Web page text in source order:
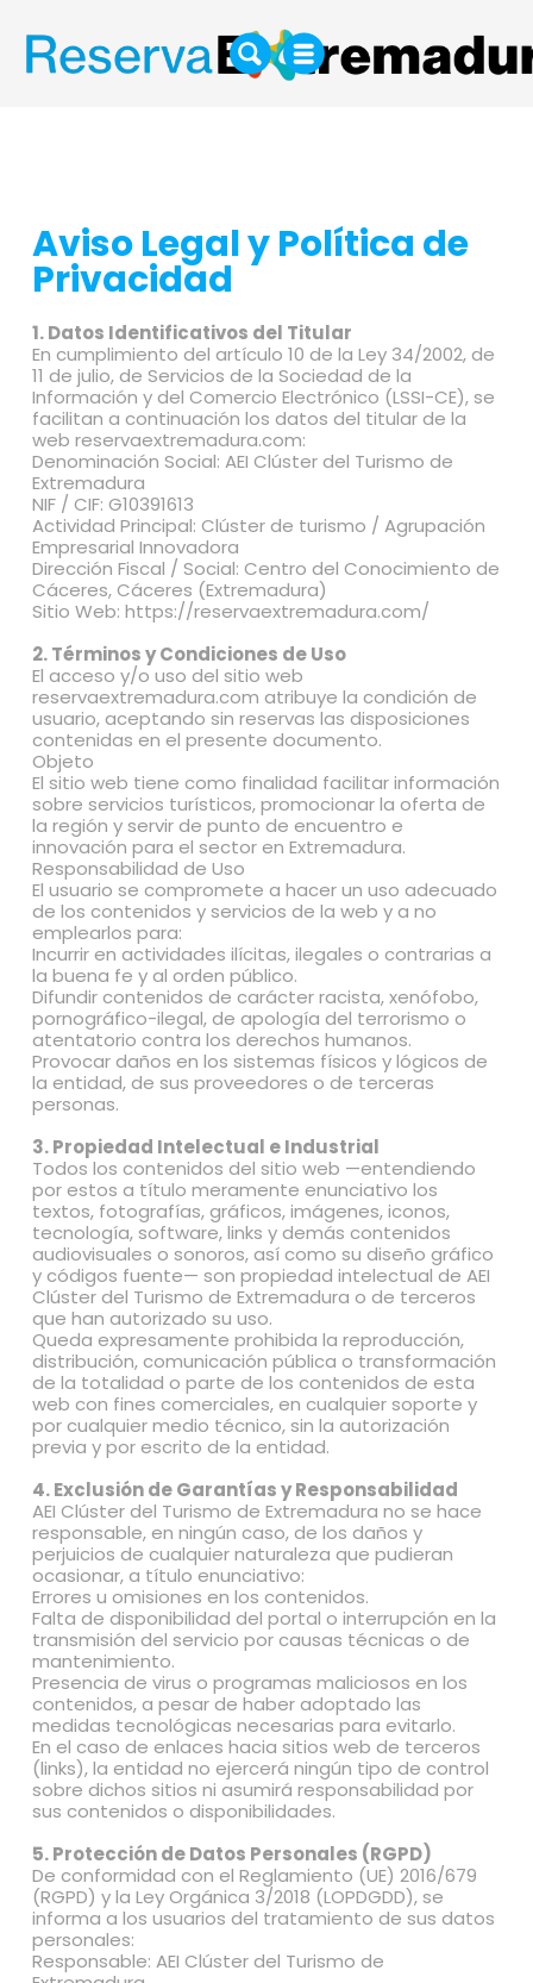
Aviso Legal y Política de
Privacidad
1. Datos Identificativos del Titular
En cumplimiento del artículo 10 de la Ley 34/2002, de
11 de julio, de Servicios de la Sociedad de la
Información y del Comercio Electrónico (LSSI-CE), se
facilitan a continuación los datos del titular de la
web reservaextremadura.com:
Denominación Social: AEI Clúster del Turismo de
Extremadura
NIF / CIF: G10391613
Actividad Principal: Clúster de turismo / Agrupación
Empresarial Innovadora
Dirección Fiscal / Social: Centro del Conocimiento de
Cáceres, Cáceres (Extremadura)
Sitio Web: https://reservaextremadura.com/
2. Términos y Condiciones de Uso
El acceso y/o uso del sitio web
reservaextremadura.com atribuye la condición de
usuario, aceptando sin reservas las disposiciones
contenidas en el presente documento.
Objeto
El sitio web tiene como finalidad facilitar información
sobre servicios turísticos, promocionar la oferta de
la región y servir de punto de encuentro e
innovación para el sector en Extremadura.
Responsabilidad de Uso
El usuario se compromete a hacer un uso adecuado
de los contenidos y servicios de la web y a no
emplearlos para:
Incurrir en actividades ilícitas, ilegales o contrarias a
la buena fe y al orden público.
Difundir contenidos de carácter racista, xenófobo,
pornográfico-ilegal, de apología del terrorismo o
atentatorio contra los derechos humanos.
Provocar daños en los sistemas físicos y lógicos de
la entidad, de sus proveedores o de terceras
personas.
3. Propiedad Intelectual e Industrial
Todos los contenidos del sitio web —entendiendo
por estos a título meramente enunciativo los
textos, fotografías, gráficos, imágenes, iconos,
tecnología, software, links y demás contenidos
audiovisuales o sonoros, así como su diseño gráfico
y códigos fuente— son propiedad intelectual de AEI
Clúster del Turismo de Extremadura o de terceros
que han autorizado su uso.
Queda expresamente prohibida la reproducción,
distribución, comunicación pública o transformación
de la totalidad o parte de los contenidos de esta
web con fines comerciales, en cualquier soporte y
por cualquier medio técnico, sin la autorización
previa y por escrito de la entidad.
4. Exclusión de Garantías y Responsabilidad
AEI Clúster del Turismo de Extremadura no se hace
responsable, en ningún caso, de los daños y
perjuicios de cualquier naturaleza que pudieran
ocasionar, a título enunciativo:
Errores u omisiones en los contenidos.
Falta de disponibilidad del portal o interrupción en la
transmisión del servicio por causas técnicas o de
mantenimiento.
Presencia de virus o programas maliciosos en los
contenidos, a pesar de haber adoptado las
medidas tecnológicas necesarias para evitarlo.
En el caso de enlaces hacia sitios web de terceros
(links), la entidad no ejercerá ningún tipo de control
sobre dichos sitios ni asumirá responsabilidad por
sus contenidos o disponibilidades.
5. Protección de Datos Personales (RGPD)
De conformidad con el Reglamiento (UE) 2016/679
(RGPD) y la Ley Orgánica 3/2018 (LOPDGDD), se
informa a los usuarios del tratamiento de sus datos
personales:
Responsable: AEI Clúster del Turismo de